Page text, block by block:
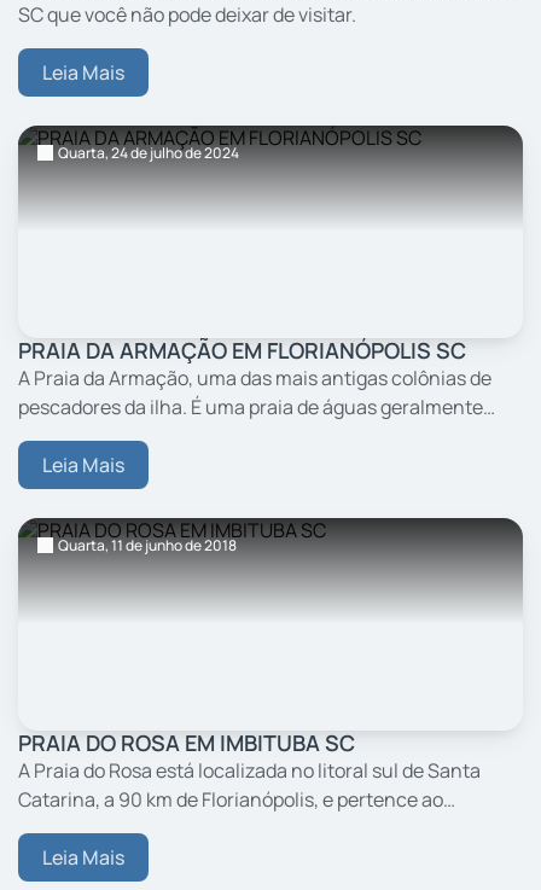
SC que você não pode deixar de visitar.
Leia Mais
Quarta,24de julhode 2024
PRAIA DA ARMAÇÃO EM FLORIANÓPOLIS SC
A Praia da Armação, uma das mais antigas colônias de
pescadores da ilha. É uma praia de águas geralmente
mais calmas, num cenário bucólico composto por vários
barcos de pescadores.
Leia Mais
Quarta,11de junhode 2018
PRAIA DO ROSA EM IMBITUBA SC
A Praia do Rosa está localizada no litoral sul de Santa
Catarina, a 90 km de Florianópolis, e pertence ao
município de Imbituba, quase na divisa com Garopaba.
Leia Mais